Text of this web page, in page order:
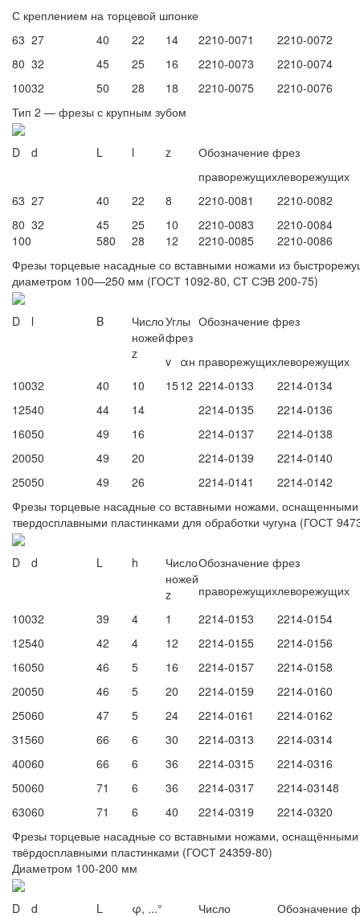
С креплением на торцевой шпонке
63 27 40 22 14 2210-0071
2210-0072
80 32 45 25 16 2210-0073
2210-0074
10032 50 28 18 2210-0075
2210-0076
Тип 2 — фрезы с крупным зубом
D d L l z
Обозначение фрез
праворежущихлеворежущих
63 27 40 22 8 2210-0081
2210-0082
80
100
32
45
580
25
28
10
12
2210-0083
2210-0085
2210-0084
2210-0086
Фрезы торцевые насадные со вставными ножами из
диаметром 100—250 мм (ГОСТ 1092-80, СТ СЭВ 200-75)
D l B
Число
ножей
z
Углы
фрез
Обозначение фрез
v αн праворежущихлеворежущих
10032 40 10 1512 2214-0133
2214-0134
12540 44 14 2214-0135
2214-0136
16050 49 16 2214-0137
2214-0138
20050 49 20 2214-0139
2214-0140
25050 49 26 2214-0141
2214-0142
Фрезы торцевые насадные со вставными ножами, оснащенными
твердосплавными пластинками для обработки чугуна (ГОСТ
D d L h
Число
ножей
z
Обозначение фрез
праворежущихлеворежущих
10032 39 4 1 2214-0153
2214-0154
12540 42 4 12 2214-0155
2214-0156
16050 46 5 16 2214-0157
2214-0158
20050 46 5 20 2214-0159
2214-0160
25060 47 5 24 2214-0161
2214-0162
31560 66 6 30 2214-0313
2214-0314
40060 66 6 36 2214-0315
2214-0316
50060 71 6 36 2214-0317
2214-03148
63060 71 6 40 2214-0319
2214-0320
Фрезы торцевые насадные со вставными ножами, оснащёнными
твёрдосплавными пластинками (ГОСТ 24359-80)
Диаметром 100-200 мм
D d L φ, ...°
Число
Обозначение